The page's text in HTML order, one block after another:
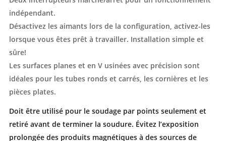
indépendant.
Désactivez les aimants lors de la configuration, activez-les
lorsque vous êtes prêt à travailler. Installation simple et
sûre!
Les surfaces planes et en V usinées avec précision sont
idéales pour les tubes ronds et carrés, les cornières et les
pièces plates.
Doit être utilisé pour le soudage par points seulement et
retiré avant de terminer la soudure. Évitez l’exposition
prolongée des produits magnétiques à des sources de